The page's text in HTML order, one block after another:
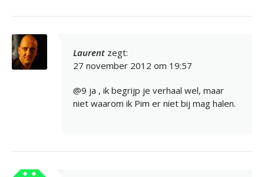
Laurent zegt:
27 november 2012 om 19:57
@9 ja , ik begrijp je verhaal wel, maar
niet waarom ik Pim er niet bij mag halen.